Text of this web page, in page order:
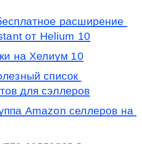
расширение
от Helium 10
на Хелиум 10
список
для сэллеров
Amazon селлеров на